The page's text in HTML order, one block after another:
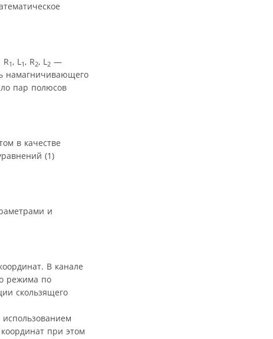
R1, L1, R2, L2 —
намагничивающего
пар полюсов
в качестве
(1)
и
В канале
режима по
скользящего
при этом